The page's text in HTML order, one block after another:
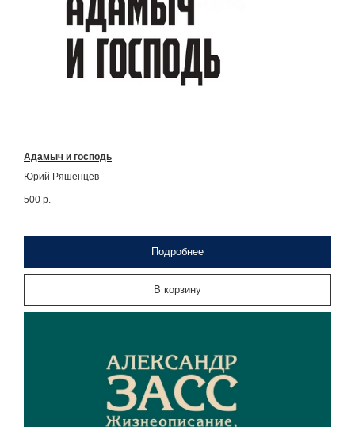
Адамыч и господь
Юрий Ряшенцев
500 р.
Подробнее
В корзину